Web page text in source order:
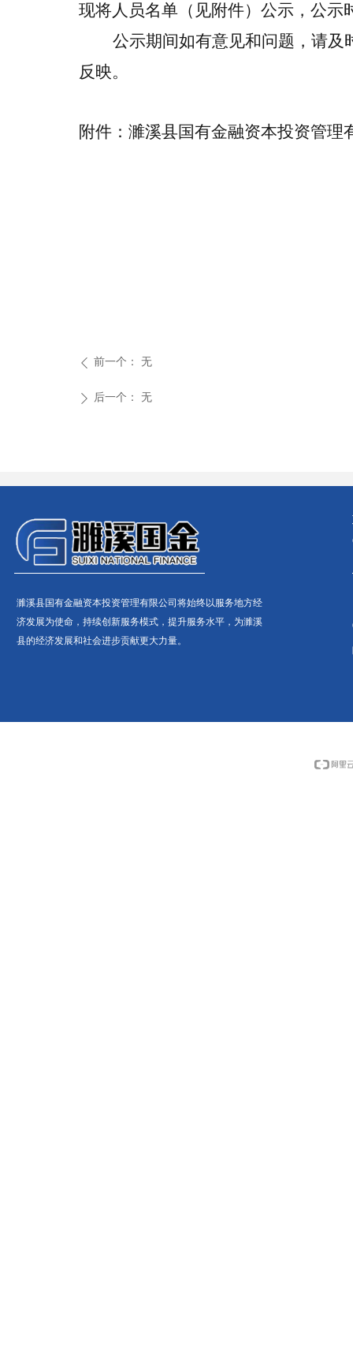
现将人员名单（见附件）公示，公示
公示期间如有意见和问题， 请及
反映。
附件：濉溪县国有金融资本投资管
ꄴ 前一个： 无
ꄲ 后一个： 无
濉溪县国有金融资本投资管理有限公司将始终以服务地方经
济发展为使命，持续创新服务模式，提升服务水平，为濉溪
县的经济发展和社会进步贡献更大力量。